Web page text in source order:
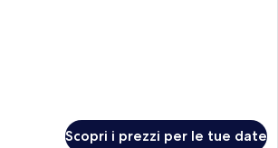
Scopri i prezzi per le tue date